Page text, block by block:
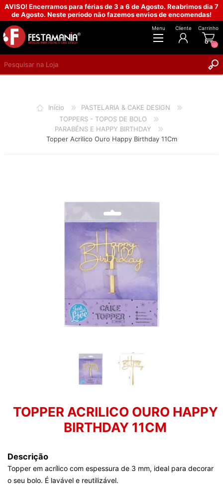
AVISO! Encerramos para férias de 3 a 6 de Agosto. Reabrimos dia 7
de Agosto. Neste período não fazemos envios de encomendas!
Menu Cliente Carrinho
(0)
Início
PASTELARIA & CAKE DESIGN
TOPPERS - TOPOS DE BOLO
PARABÉNS E HAPPY BIRTHDAY
Topper Acrilico Ouro Happy Birthday 11Cm
TOPPER ACRILICO OURO HAPPY
BIRTHDAY 11CM
Descrição
Topper em acrílico com espessura de 3 mm, ideal para decorar
o seu bolo. É lavável e reutilizável.